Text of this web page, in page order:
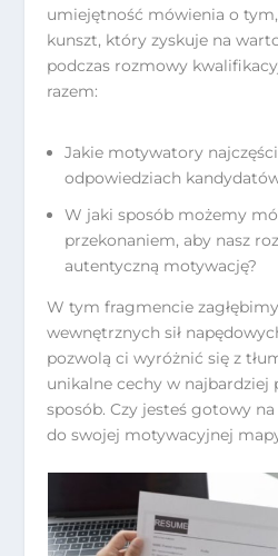
umiejętność mówienia o
kunszt, który zyskuje na
podczas rozmowy
razem:
Jakie motywatory
odpowiedziach
W jaki sposób możemy
przekonaniem, aby nasz
autentyczną motywację?
W tym fragmencie
wewnętrznych sił
pozwolą ci wyróżnić się z
unikalne cechy w najbardziej
sposób. Czy jesteś gotowy
do swojej motywacyjnej